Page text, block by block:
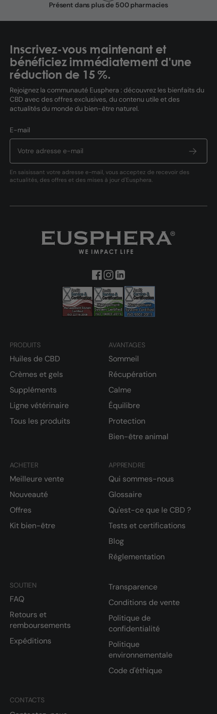
Présent dans plus de 500 pharmacies
Inscrivez-vous maintenant et
bénéficiez immédiatement d'une
réduction de 15 %.
Rejoignez la communauté Eusphera : découvrez les bienfaits du
CBD avec des offres exclusives, du contenu utile et des
actualités du monde du bien-être naturel.
E-mail
En saisissant votre adresse e-mail, vous acceptez de recevoir des
actualités, des offres et des mises à jour d'Eusphera.
PRODUITS
Huiles de CBD
Crèmes et gels
Suppléments
Ligne vétérinaire
Tous les produits
AVANTAGES
Sommeil
Récupération
Calme
Équilibre
Protection
Bien-être animal
ACHETER
Meilleure vente
Nouveauté
Offres
Kit bien-être
APPRENDRE
Qui sommes-nous
Glossaire
Qu'est-ce que le CBD ?
Tests et certifications
Blog
Réglementation
CONTACTS
SOUTIEN
FAQ
Retours et
remboursements
Expéditions
Transparence
Conditions de vente
Politique de
confidentialité
Politique
environnementale
Code d'éthique